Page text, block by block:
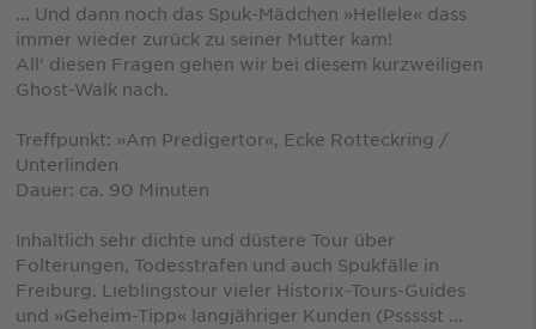
... Und dann noch das Spuk-Mädchen »Hellele« dass
immer wieder zurück zu seiner Mutter kam!
All' diesen Fragen gehen wir bei diesem kurzweiligen
Ghost-Walk nach.
Treffpunkt: »Am Predigertor«, Ecke Rotteckring /
Unterlinden
Dauer: ca. 90 Minuten
Inhaltlich sehr dichte und düstere Tour über
Folterungen, Todesstrafen und auch Spukfälle in
Freiburg. Lieblingstour vieler Historix-Tours-Guides
und »Geheim-Tipp« langjähriger Kunden (Pssssst ...